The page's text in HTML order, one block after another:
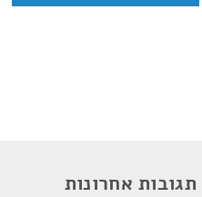
תגובות אחרונות